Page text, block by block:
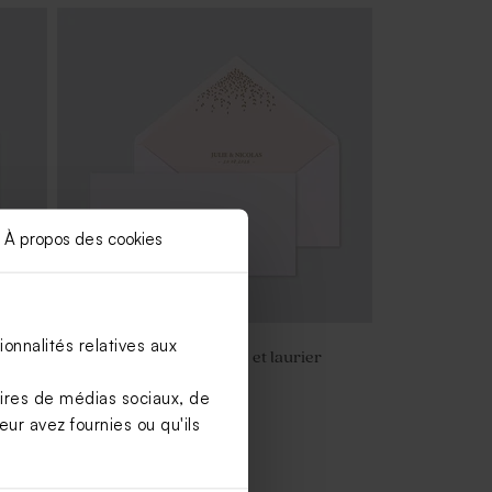
À propos des cookies
relatives aux
de médias sociaux, de
avez fournies ou qu'ils
et
Enveloppe mariage rose et laurier